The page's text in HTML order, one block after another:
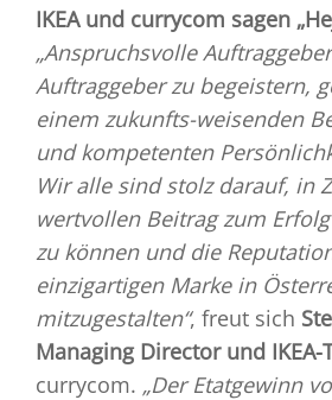
IKEA und currycom sagen
„Anspruchsvolle
Auftraggeber zu begeistern,
einem zukunfts-weisenden
und kompetenten
Wir alle sind stolz darauf, in
wertvollen Beitrag zum
zu können und die
einzigartigen Marke in
mitzugestalten“, freut sich
Managing Director und IKEA-
currycom. „Der Etatgewinn